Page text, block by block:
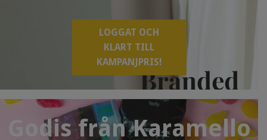
LOGGAT OCH
KLART TILL
KAMPANJPRIS!
Godis från Karamello